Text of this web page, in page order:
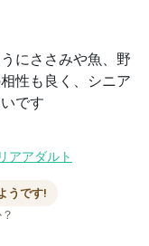
にささみや魚、野
性も良く、シニア
です
アアダルト
うです!